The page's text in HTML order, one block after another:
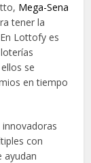
Mega-Sena
tener la
Lottofy es
se
en tiempo
con
ayudan